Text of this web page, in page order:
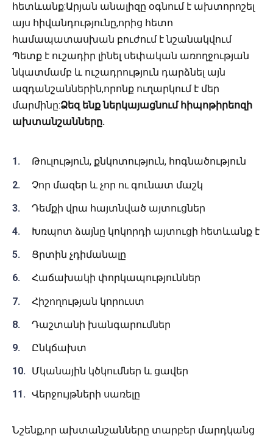
հետևանք:Արյան անալիզը օգնում է ախտորոշել
այս հիվանդությունը,որից հետո
համապատասխան բուժում է նշանակվում
Պետք է ուշադիր լինել սեփական առողջության
նկատմամբ և ուշադրություն դարձնել այն
ազդանշաններին,որոնք ուղարկում է մեր
մարմինը:Ձեզ ենք ներկայացնում հիպոթիրեոզի
ախտանշանները.
Թուլություն, քնկոտություն, հոգնածություն
Չոր մազեր և չոր ու գունատ մաշկ
Դեմքի վրա հայտնված այտուցներ
Խռպոտ ձայնը կոկորդի այտուցի հետևանք է
Ցրտին չդիմանալը
Հաճախակի փորկապություններ
Հիշողության կորուստ
Դաշտանի խանգարումներ
Ընկճախտ
Մկանային կծկումներ և ցավեր
Վերջույթների սառելը
Նշենք,որ ախտանշանները տարբեր մարդկանց